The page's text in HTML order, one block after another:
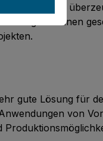
Enclosure. Er
sorgt für einen
gute Lösung für
von